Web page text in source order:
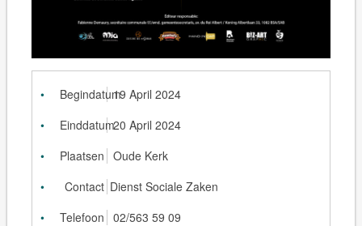
Begindatum19 April 2024
Einddatum20 April 2024
Plaatsen
Oude Kerk
Contact Dienst Sociale Zaken
Telefoon
02/563 59 09